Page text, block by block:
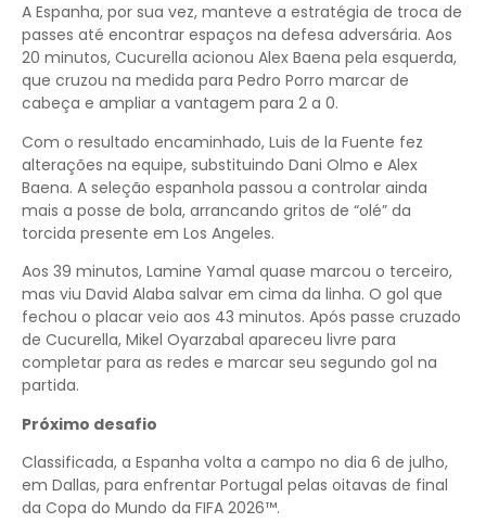
A Espanha, por sua vez, manteve a estratégia de troca de
passes até encontrar espaços na defesa adversária. Aos
20 minutos, Cucurella acionou Alex Baena pela esquerda,
que cruzou na medida para Pedro Porro marcar de
cabeça e ampliar a vantagem para 2 a 0.
Com o resultado encaminhado, Luis de la Fuente fez
alterações na equipe, substituindo Dani Olmo e Alex
Baena. A seleção espanhola passou a controlar ainda
mais a posse de bola, arrancando gritos de “olé” da
torcida presente em Los Angeles.
Aos 39 minutos, Lamine Yamal quase marcou o terceiro,
mas viu David Alaba salvar em cima da linha. O gol que
fechou o placar veio aos 43 minutos. Após passe cruzado
de Cucurella, Mikel Oyarzabal apareceu livre para
completar para as redes e marcar seu segundo gol na
partida.
Próximo desafio
Classificada, a Espanha volta a campo no dia 6 de julho,
em Dallas, para enfrentar Portugal pelas oitavas de final
da Copa do Mundo da FIFA 2026™.